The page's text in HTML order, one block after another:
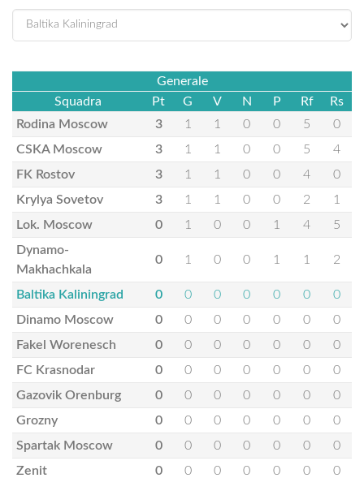
Generale
Squadra
Pt G V N P Rf
Rs
Rodina Moscow
3 1 1 0 0 5
0
CSKA Moscow
3 1 1 0 0 5
4
FK Rostov
3 1 1 0 0 4
0
Krylya Sovetov
3 1 1 0 0 2
1
Lok. Moscow
0 1 0 0 1 4
5
Dynamo-
Makhachkala
0 1 0 0 1 1 2
Baltika Kaliningrad 0 0 0 0 0 0
0
Dinamo Moscow
0 0 0 0 0 0
0
Fakel Worenesch
0 0 0 0 0 0
0
FC Krasnodar
0 0 0 0 0 0
0
Gazovik Orenburg
0 0 0 0 0 0
0
Grozny
0 0 0 0 0 0
0
Spartak Moscow
0 0 0 0 0 0
0
Zenit
0 0 0 0 0 0
0